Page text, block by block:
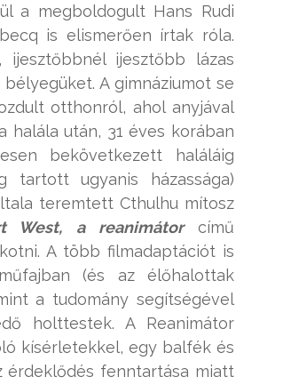
a megboldogult Hans Rudi
is elismerően írtak róla.
ijesztőbb lázas
A gimnáziumot se
otthonról, ahol anyjával
után, 31 éves korában
bekövetkezett haláláig
ugyanis házassága)
teremtett Cthulhu mítosz
West, a reanimátor
című
A több filmadaptációt is
(és az élőhalottak
a tudomány segítségével
holttestek. A Reanimátor
kísérletekkel, egy balfék és
érdeklődés fenntartása miatt